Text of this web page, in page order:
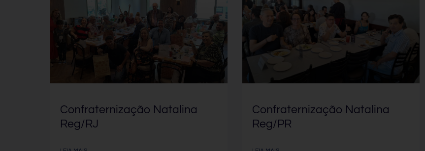
Confraternização Natalina
Reg/RJ
Confraternização Natalina
Reg/PR